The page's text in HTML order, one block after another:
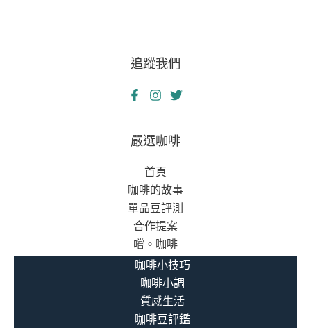
追蹤我們
嚴選咖啡
首頁
咖啡的故事
單品豆評測
合作提案
嚐。咖啡
咖啡小技巧
咖啡小調
質感生活
咖啡豆評鑑